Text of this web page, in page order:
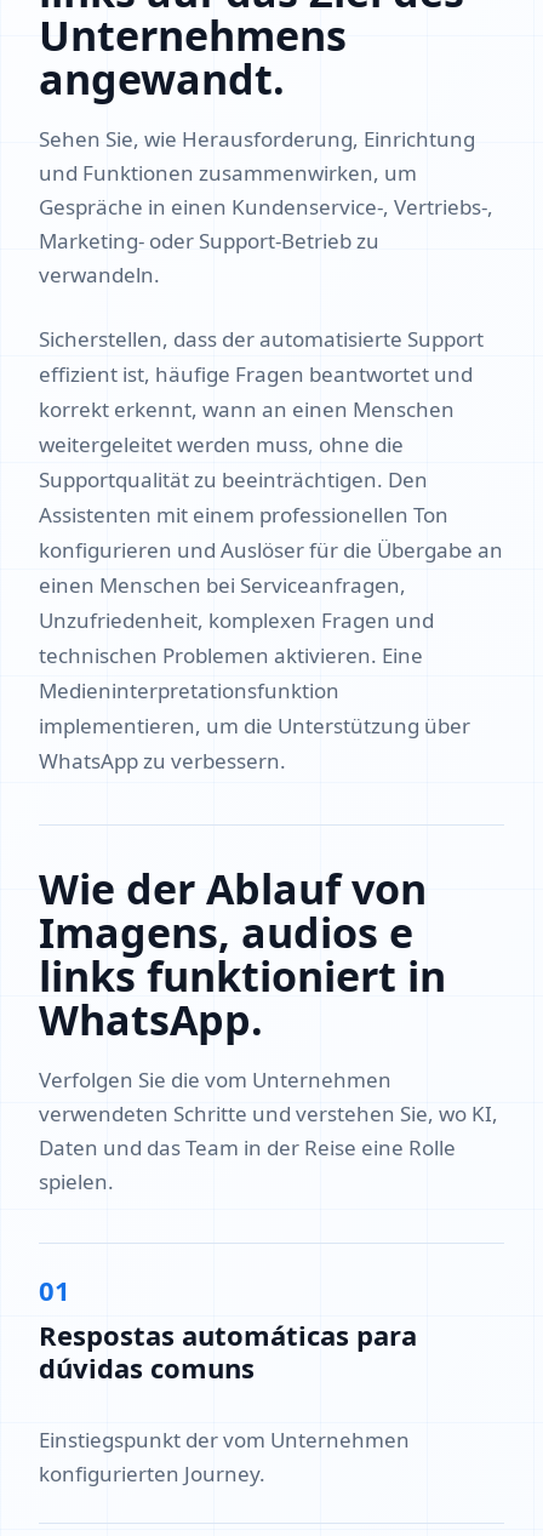
Unternehmens
angewandt.
Sehen Sie, wie Herausforderung, Einrichtung
und Funktionen zusammenwirken, um
Gespräche in einen Kundenservice-, Vertriebs-,
Marketing- oder Support-Betrieb zu
verwandeln.
Sicherstellen, dass der automatisierte Support
effizient ist, häufige Fragen beantwortet und
korrekt erkennt, wann an einen Menschen
weitergeleitet werden muss, ohne die
Supportqualität zu beeinträchtigen. Den
Assistenten mit einem professionellen Ton
konfigurieren und Auslöser für die Übergabe an
einen Menschen bei Serviceanfragen,
Unzufriedenheit, komplexen Fragen und
technischen Problemen aktivieren. Eine
Medieninterpretationsfunktion
implementieren, um die Unterstützung über
WhatsApp zu verbessern.
Wie der Ablauf von
Imagens, audios e
links funktioniert in
WhatsApp.
Verfolgen Sie die vom Unternehmen
verwendeten Schritte und verstehen Sie, wo KI,
Daten und das Team in der Reise eine Rolle
spielen.
01
Respostas automáticas para
dúvidas comuns
Einstiegspunkt der vom Unternehmen
konfigurierten Journey.